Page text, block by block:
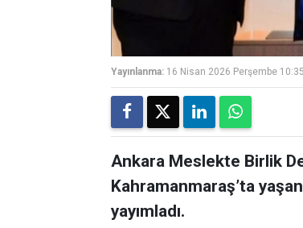
Yayınlanma: 16 Nisan 2026 Perşembe 10:35
Ankara Meslekte Birlik
Kahramanmaraş’ta
yayımladı.